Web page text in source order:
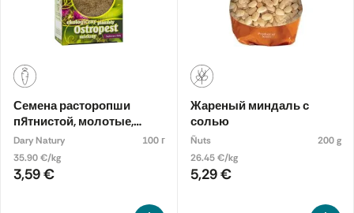
Семена расторопши
пятнистой, молотые,
органические
Dary Natury
100 г
35.90 €/kg
3,59 €
Жареный миндаль с
солью
Ñuts
200 g
26.45 €/kg
5,29 €